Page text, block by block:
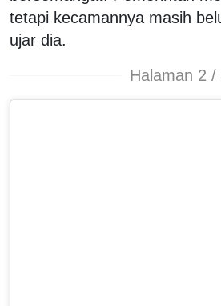
tetapi kecamannya masih
ujar dia.
Halaman 2 /